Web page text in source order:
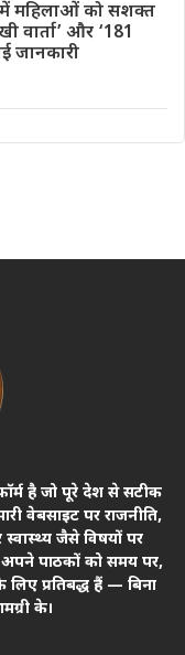
में महिलाओं को सशक्त
वार्ता’ और ‘181
जानकारी
है जो पूरे देश से सटीक
वेबसाइट पर राजनीति,
जैसे विषयों पर
अपने पाठकों को समय पर,
प्रतिबद्ध हैं — बिना
के।